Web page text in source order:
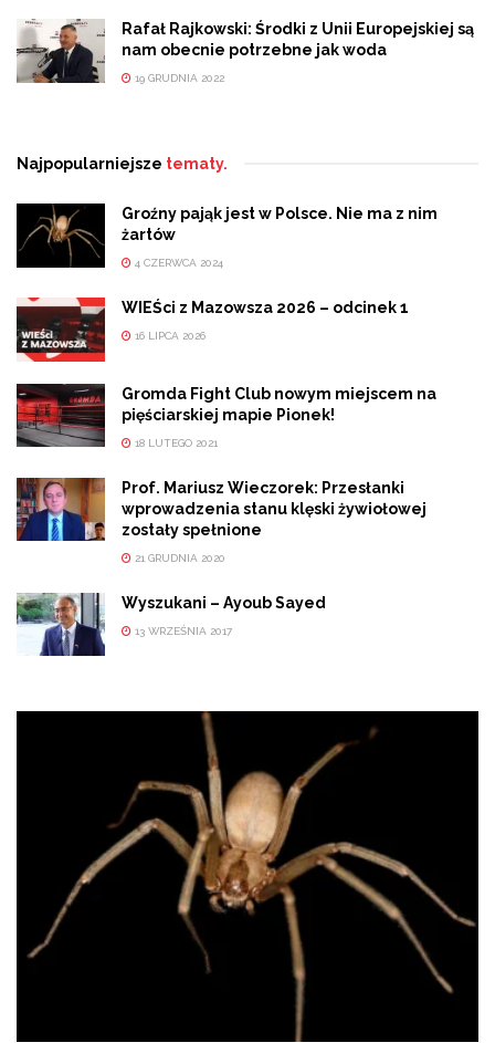
Rafał Rajkowski: Środki z Unii Europejskiej są
nam obecnie potrzebne jak woda
19 GRUDNIA 2022
Najpopularniejsze tematy.
Groźny pająk jest w Polsce. Nie ma z nim
żartów
4 CZERWCA 2024
WIEŚci z Mazowsza 2026 – odcinek 1
16 LIPCA 2026
Gromda Fight Club nowym miejscem na
pięściarskiej mapie Pionek!
18 LUTEGO 2021
Prof. Mariusz Wieczorek: Przesłanki
wprowadzenia stanu klęski żywiołowej
zostały spełnione
21 GRUDNIA 2020
Wyszukani – Ayoub Sayed
13 WRZEŚNIA 2017